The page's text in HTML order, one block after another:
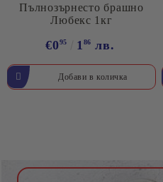
Пълнозърнесто брашно
Любекс 1кг
€095 1 86 лв.